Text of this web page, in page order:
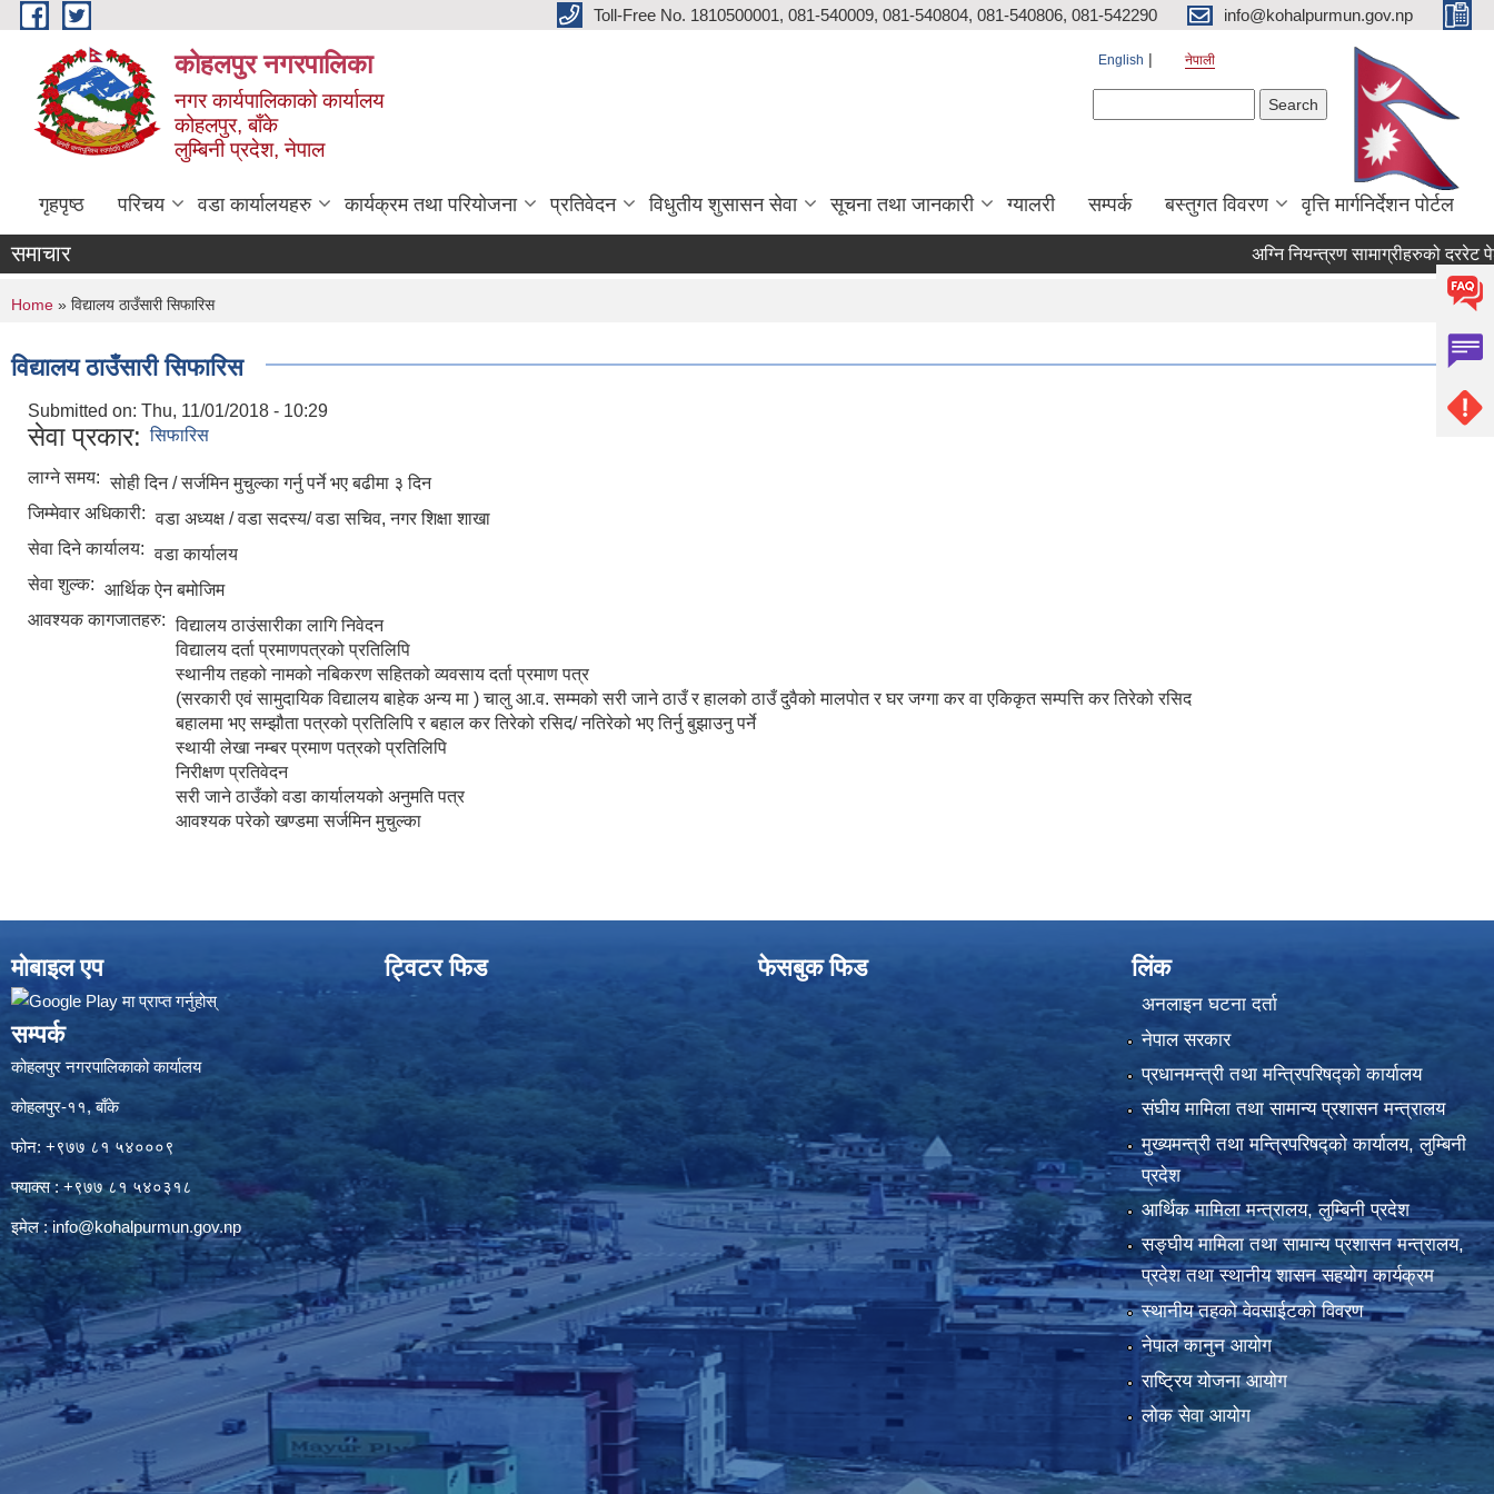
Skip to main content Toll-Free No. 1810500001, 081-540009, 081-540804, 081-540806, 081-542290 info@kohalpurmun.gov.np
कोहलपुर नगरपालिका
नगर कार्यपालिकाको कार्यालय
कोहलपुर, बाँके
लुम्बिनी प्रदेश, नेपाल
English नेपाली
गृहपृष्ठ परिचय वडा कार्यालयहरु कार्यक्रम तथा परियोजना प्रतिवेदन विधुतीय शुसासन सेवा सूचना तथा जानकारी ग्यालरी सम्पर्क बस्तुगत विवरण वृत्ति मार्गनिर्देशन पोर्टल
समाचार
You are here
Home » विद्यालय ठाउँसारी सिफारिस
विद्यालय ठाउँसारी सिफारिस
Submitted on: Thu, 11/01/2018 - 10:29
सेवा प्रकार: सिफारिस
लाग्ने समय: सोही दिन / सर्जमिन मुचुल्का गर्नु पर्ने भए बढीमा ३ दिन
जिम्मेवार अधिकारी: वडा अध्यक्ष / वडा सदस्य/ वडा सचिव, नगर शिक्षा शाखा
सेवा दिने कार्यालय: वडा कार्यालय
सेवा शुल्क: आर्थिक ऐन बमोजिम
आवश्यक कागजातहरु: विद्यालय ठाउंसारीका लागि निवेदन
विद्यालय दर्ता प्रमाणपत्रको प्रतिलिपि
स्थानीय तहको नामको नबिकरण सहितको व्यवसाय दर्ता प्रमाण पत्र
(सरकारी एवं सामुदायिक विद्यालय बाहेक अन्य मा ) चालु आ.व. सम्मको सरी जाने ठाउँ र हालको ठाउँ दुवैको मालपोत र घर जग्गा कर वा एकिकृत सम्पत्ति कर तिरेको रसिद
बहालमा भए सम्झौता पत्रको प्रतिलिपि र बहाल कर तिरेको रसिद/ नतिरेको भए तिर्नु बुझाउनु पर्ने
स्थायी लेखा नम्बर प्रमाण पत्रको प्रतिलिपि
निरीक्षण प्रतिवेदन
सरी जाने ठाउँको वडा कार्यालयको अनुमति पत्र
आवश्यक परेको खण्डमा सर्जमिन मुचुल्का
मोबाइल एप
सम्पर्क
कोहलपुर नगरपालिकाको कार्यालय
कोहलपुर-११, बाँके
फोन: +९७७ ८१ ५४०००९
फ्याक्स : +९७७ ८१ ५४०३१८
इमेल :info@kohalpurmun.gov.np
ट्विटर फिड फेसबुक फिड लिंक
अनलाइन घटना दर्ता
नेपाल सरकार
प्रधानमन्त्री तथा मन्त्रिपरिषद्को कार्यालय
संघीय मामिला तथा सामान्य प्रशासन मन्त्रालय
मुख्यमन्त्री तथा मन्त्रिपरिषद्को कार्यालय, लुम्बिनी
प्रदेश
आर्थिक मामिला मन्त्रालय, लुम्बिनी प्रदेश
सङ्घीय मामिला तथा सामान्य प्रशासन मन्त्रालय,
प्रदेश तथा स्थानीय शासन सहयोग कार्यक्रम
स्थानीय तहको वेवसाईटको विवरण
नेपाल कानुन आयोग
राष्ट्रिय योजना आयोग
लोक सेवा आयोग